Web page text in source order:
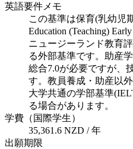
英語要件メモ
この基準は保育(乳幼児
Education (Teaching)
ニュージーランド教育
る外部基準です。助産
総合7.0が必要ですが、
す。教員養成・助産以
大学共通の学部基準
る場合があります。
学費（国際学生）
35,361.6 NZD / 年
出願期限